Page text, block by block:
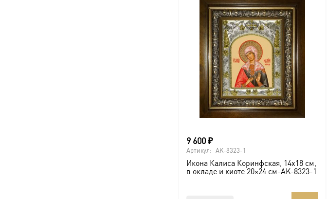
вариаций.
Опции
можно
выбрать
на
странице
товара.
9 600₽
Артикул: AK-8323-1
Икона Калиса Коринфская, 14х18 см,
в окладе и киоте 20×24 см-AK-8323-1